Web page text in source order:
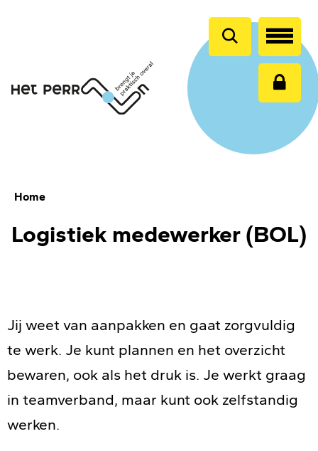
Home
Logistiek medewerker (BOL)
Jij weet van aanpakken en gaat zorgvuldig
te werk. Je kunt plannen en het overzicht
bewaren, ook als het druk is. Je werkt graag
in teamverband, maar kunt ook zelfstandig
werken.